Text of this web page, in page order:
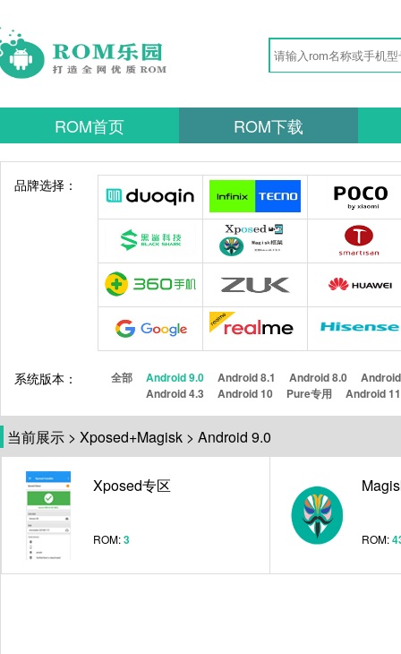
ROM首页 ROM下载
品牌选择：
系统版本： 全部 Android 9.0 Android 8.1 Android 8.0
Android 4.3
Android 10 Pure专用 Android 11
当前展示 > Xposed+Magisk > Android 9.0
Xposed专区
ROM:3 ROM: